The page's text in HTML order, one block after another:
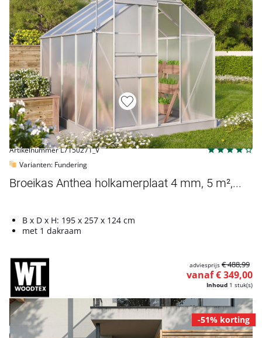
Artikelnummer L7150271_V
Varianten: Fundering
Broeikas Anthea holkamerplaat 4 mm, 5 m²,...
B x D x H: 195 x 257 x 124 cm
met 1 dakraam
Inhoud 1 stuk(s)
vanaf € 349,00
adviesprijs € 488,99
-51% korting